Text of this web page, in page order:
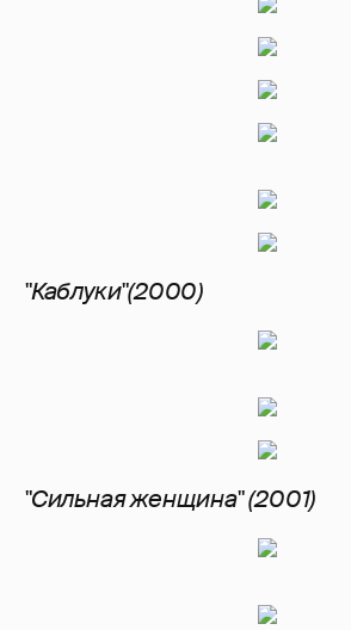
"Каблуки"(2000)
"Сильная женщина"(2001)